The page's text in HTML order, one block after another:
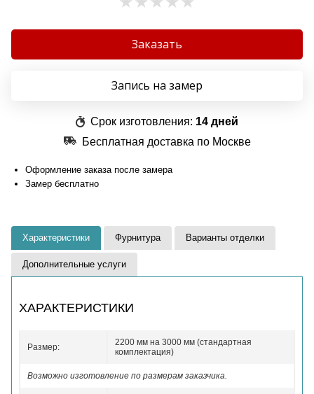
Заказать
Запись на замер
Срок изготовления: 14 дней
Бесплатная доставка по Москве
Оформление заказа после замера
Замер бесплатно
Характеристики Фурнитура Варианты отделки
Дополнительные услуги
ХАРАКТЕРИСТИКИ
Размер:
2200 мм на 3000 мм (стандартная
комплектация)
Возможно изготовление по размерам заказчика.